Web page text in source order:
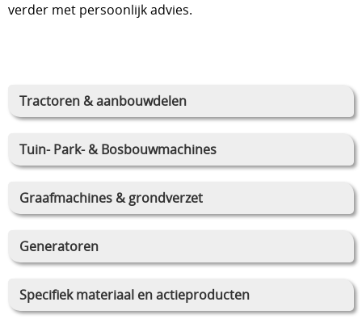
Tractoren & aanbouwdelen
Tuin- Park- & Bosbouwmachines
Graafmachines & grondverzet
Generatoren
Specifiek materiaal en actieproducten
verder met persoonlijk advies.